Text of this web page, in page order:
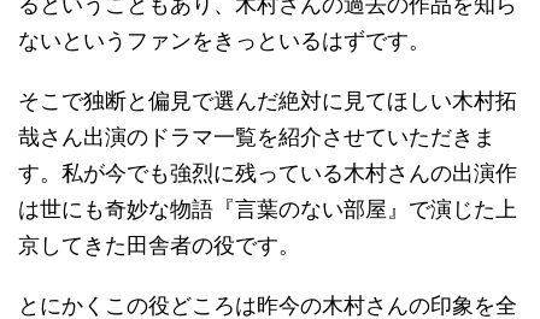
ないというファンをきっといるはずです。
そこで独断と偏見で選んだ絶対に見てほしい木村拓
哉さん出演のドラマ一覧を紹介させていただきま
す。私が今でも強烈に残っている木村さんの出演作
は世にも奇妙な物語『言葉のない部屋』で演じた上
京してきた田舎者の役です。
とにかくこの役どころは昨今の木村さんの印象を全